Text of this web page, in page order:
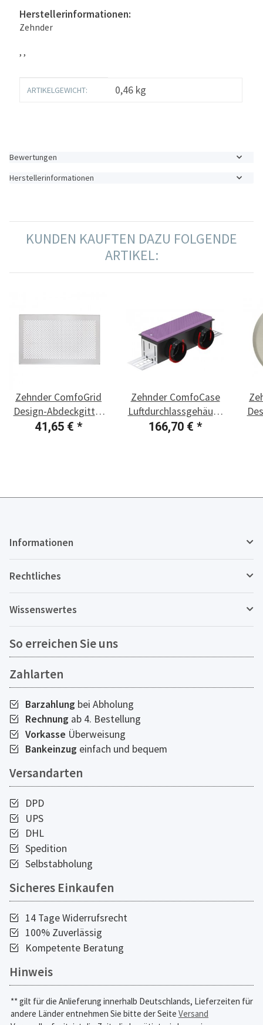
Herstellerinformationen:
Zehnder
, ,
Produkteigenschaft
Wert
ARTIKELGEWICHT: 0,46 kg
Bewertungen
Herstellerinformationen
KUNDEN KAUFTEN DAZU FOLGENDE
ARTIKEL:
Zehnder ComfoGrid
Design-Abdeckgitter
CLD Venezia, weiß
41,65 € *
Zehnder ComfoCase
Luftdurchlassgehäuse
CLD-P DN 90, breit
166,70 € *
Informationen
Rechtliches
Wissenswertes
So erreichen Sie uns
Zahlarten
Barzahlung bei Abholung
Rechnung ab 4. Bestellung
Vorkasse Überweisung
Bankeinzug einfach und bequem
Versandarten
DPD
UPS
DHL
Spedition
Selbstabholung
Sicheres Einkaufen
14 Tage Widerrufsrecht
100% Zuverlässig
Kompetente Beratung
Hinweis
** gilt für die Anlieferung innerhalb Deutschlands, Lieferzeiten für
andere Länder entnehmen Sie bitte der Seite Versand